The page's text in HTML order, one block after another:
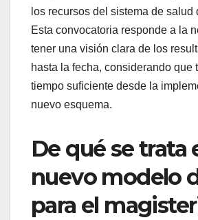
los recursos del sistema de salud
Esta convocatoria responde a la
tener una visión clara de los
hasta la fecha, considerando que
tiempo suficiente desde la
nuevo esquema.
De qué se trata
nuevo modelo
para el